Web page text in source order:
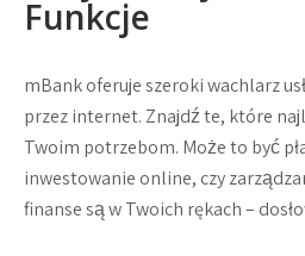
Funkcje
mBank oferuje szeroki wachlarz
przez internet. Znajdź te, które
Twoim potrzebom. Może to być
inwestowanie online, czy
finanse są w Twoich rękach –